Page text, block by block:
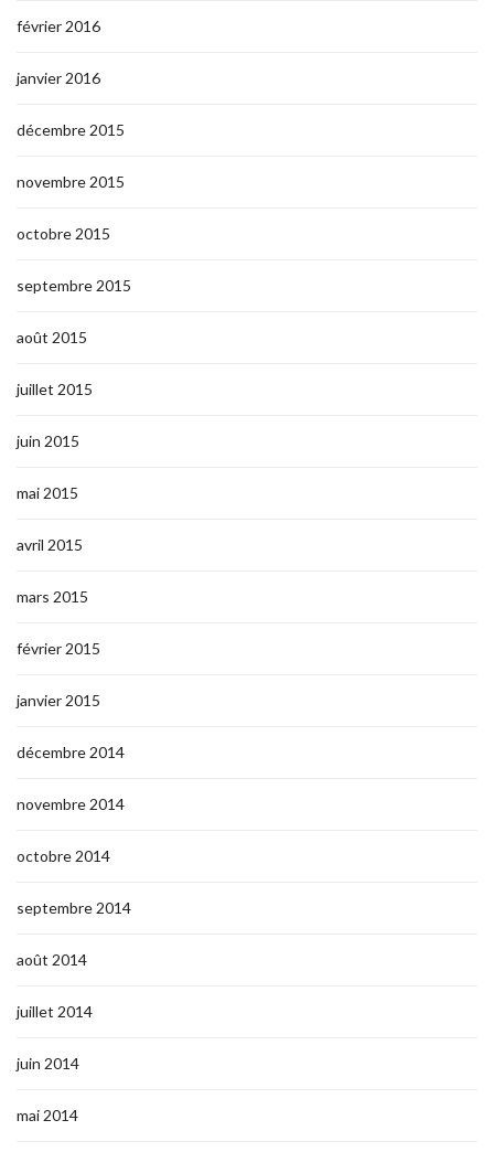
février 2016
janvier 2016
décembre 2015
novembre 2015
octobre 2015
septembre 2015
août 2015
juillet 2015
juin 2015
mai 2015
avril 2015
mars 2015
février 2015
janvier 2015
décembre 2014
novembre 2014
octobre 2014
septembre 2014
août 2014
juillet 2014
juin 2014
mai 2014